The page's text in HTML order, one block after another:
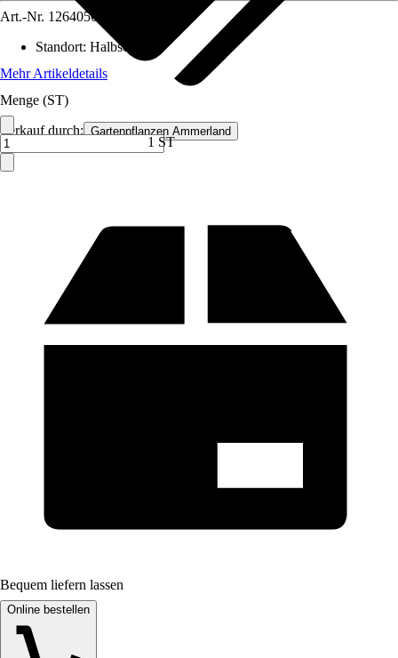
Verkauf durch: Gartenpflanzen Ammerland
Art.-Nr. 12640561
Standort: Halbschatten
Mehr Artikeldetails
Menge (ST)
1 ST
Bequem liefern lassen
Online bestellen